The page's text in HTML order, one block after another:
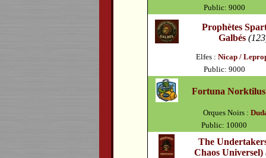
Public: 9000
Prophètes
Galbés
Elfes :Nicap /
Public: 9000
Fortuna Norktilus
Orques Noirs :
Public: 10000
The
Chaos Universel)